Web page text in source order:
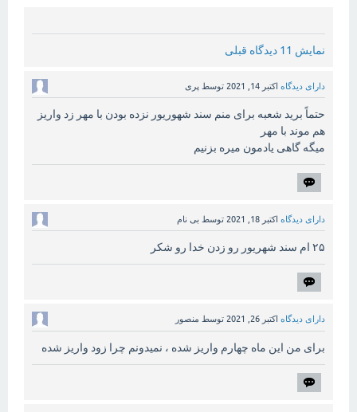
نمایش 11 دیدگاه قبلی
دارای دیدگاه اکتبر 14, 2021 توسط پری
حتماً برید شعبه برای منم سند شهوریور نزده بودن با مهر زد واریز
هم موند با مهر
میگه گاهی یادمون میره بزنیم
دارای دیدگاه اکتبر 18, 2021 توسط بی نام
۲۵ ام سند شهریور رو زدن خدا رو شکر
دارای دیدگاه اکتبر 26, 2021 توسط منصور
برای من این ماه چهارم واریز شده ، نمیدونم چرا زود واریز شده